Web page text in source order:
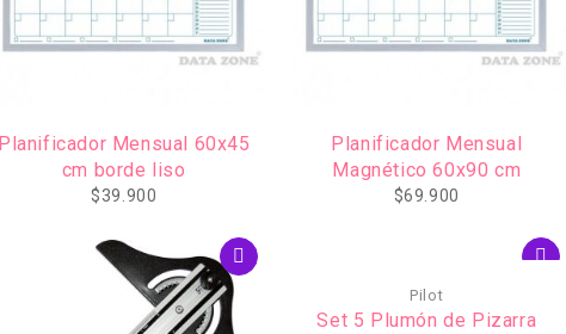
Planificador Mensual 60x45
cm borde liso
$39.900
Planificador Mensual
Magnético 60x90 cm
$69.900
Pilot
Set 5 Plumón de Pizarra